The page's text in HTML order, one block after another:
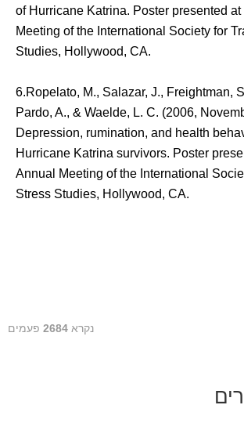
of Hurricane Katrina. Poster presented at
Meeting of the International Society for
Studies, Hollywood, CA.
6.Ropelato, M., Salazar, J., Freightman,
Pardo, A., & Waelde, L. C. (2006,
Depression, rumination, and health
Hurricane Katrina survivors. Poster
Annual Meeting of the International
Stress Studies, Hollywood, CA.
נקרא 2684 פעמים